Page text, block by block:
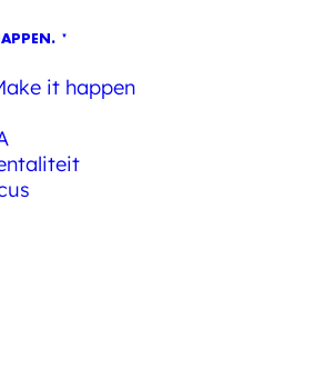
it happen